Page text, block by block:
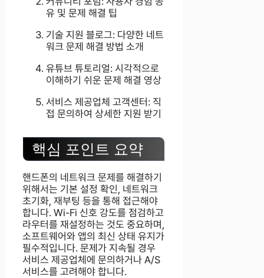
유 및 문제 해결 팁
기술 지원 블로그: 다양한 네트
워크 문제 해결 방법 소개
유튜브 튜토리얼: 시각적으로
이해하기 쉬운 문제 해결 영상
서비스 제공업체 고객센터: 직
접 문의하여 상세한 지원 받기
핵심 포인트 요약
핸드폰의 네트워크 문제를 해결하기
위해서는 기본 설정 확인, 네트워크
초기화, 재부팅 등을 통해 접근해야
합니다. Wi-Fi 신호 강도를 점검하고
라우터를 재설정하는 것도 중요하며,
소프트웨어와 앱의 최신 상태 유지가
필수적입니다. 문제가 지속될 경우
서비스 제공업체에 문의하거나 A/S
서비스를 고려해야 합니다.